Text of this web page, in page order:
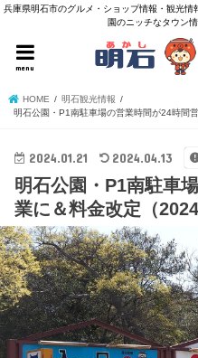
兵庫県明石市のグルメ・ショップ情報・観光
園のニッチなタウン
menu
HOME
明石観光情報
明石公園・P1南駐車場の営業時間が24時間
2024.01.21 2024.04.13
明石公園・P1南駐車
業に＆料金改定（